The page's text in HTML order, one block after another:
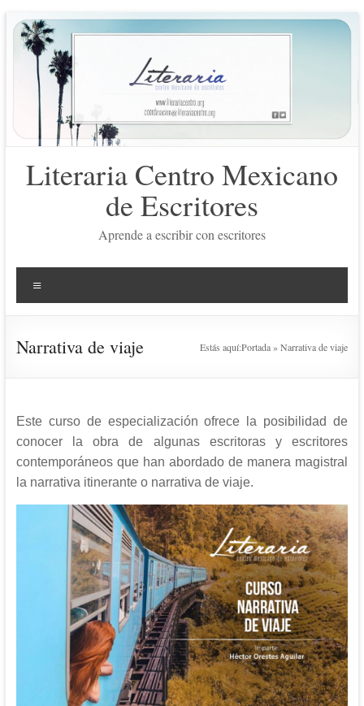
Saltar
contenido
Literaria Centro Mexicano
de Escritores
Aprende a escribir con escritores
Narrativa de viaje Estás aquí:Portada»Narrativa de viaje
Este curso de especialización ofrece la posibilidad de
conocer la obra de algunas escritoras y escritores
contemporáneos que han abordado de manera magistral
la narrativa itinerante o narrativa de viaje.